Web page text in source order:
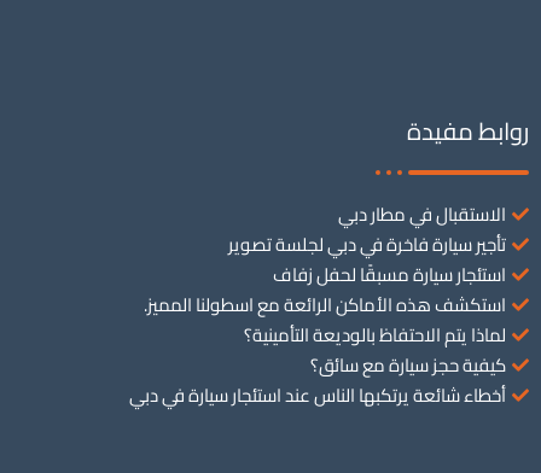
روابط مفيدة
الاستقبال في مطار دبي
تأجير سيارة فاخرة في دبي لجلسة تصوير
استئجار سيارة مسبقًا لحفل زفاف
استكشف هذه الأماكن الرائعة مع اسطولنا المميز.
لماذا يتم الاحتفاظ بالوديعة التأمينية؟
كيفية حجز سيارة مع سائق؟
أخطاء شائعة يرتكبها الناس عند استئجار سيارة في دبي